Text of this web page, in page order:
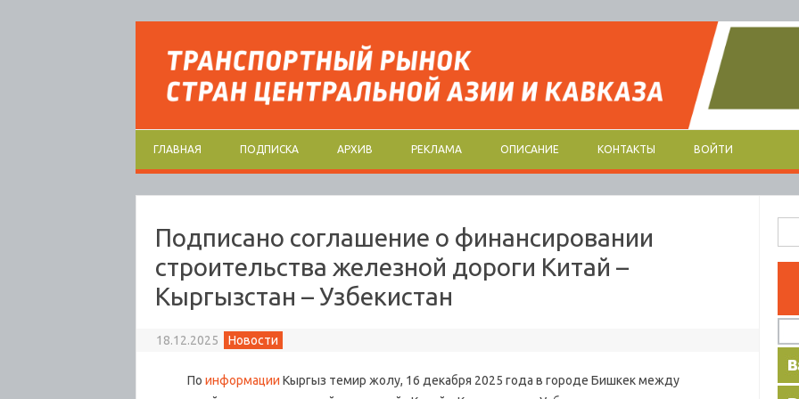
Перейти к содержимому
ГЛАВНАЯ ПОДПИСКА АРХИВ РЕКЛАМА ОПИСАНИЕ КОНТАКТЫ ВОЙТИ
Подписано соглашение о финансировании
строительства железной дороги Китай –
Кыргызстан – Узбекистан
18.12.2025 Новости
По информации Кыргыз темир жолу, 16 декабря 2025 года в городе Бишкек между